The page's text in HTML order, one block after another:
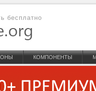
бесплатно
КОМПОНЕНТЫ